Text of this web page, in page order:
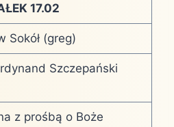
17.02
Sokół (greg)
Szczepański
z prośbą o Boże